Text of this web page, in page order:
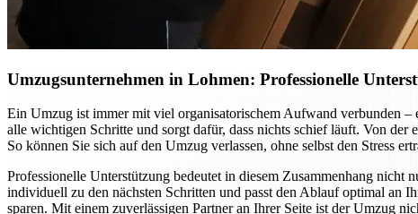
Umzugsunternehmen in Lohmen: Professionelle
Ein Umzug ist immer mit viel organisatorischem Aufwand verbunden
alle wichtigen Schritte und sorgt dafür, dass nichts schief läuft. Von der
So können Sie sich auf den Umzug verlassen, ohne selbst den Stress
Professionelle Unterstützung bedeutet in diesem Zusammenhang
individuell zu den nächsten Schritten und passt den Ablauf optimal an
sparen. Mit einem zuverlässigen Partner an Ihrer Seite ist der Umzug